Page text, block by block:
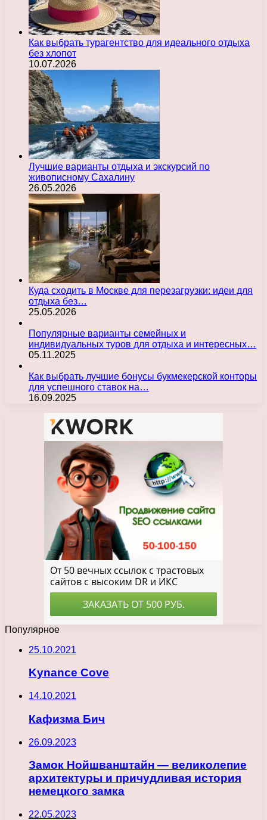
Как выбрать турагентство для идеального отдыха
без хлопот
10.07.2026
Лучшие варианты отдыха и экскурсий по
живописному Сахалину
26.05.2026
Куда сходить в Москве для перезагрузки: идеи для
отдыха без…
25.05.2026
Популярные варианты семейных и
индивидуальных туров для отдыха и интересных…
05.11.2025
Как выбрать лучшие бонусы букмекерской конторы
для успешного ставок на…
16.09.2025
Популярное
25.10.2021
Kynance Cove
14.10.2021
Кафизма Бич
26.09.2023
Замок Нойшванштайн — великолепие
архитектуры и причудливая история
немецкого замка
22.05.2023